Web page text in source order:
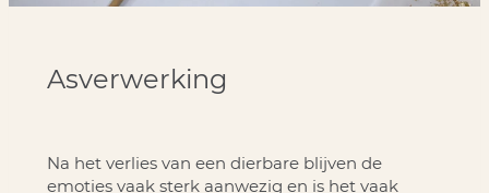
Asverwerking
Na het verlies van een dierbare blijven de
emoties vaak sterk aanwezig en is het vaak